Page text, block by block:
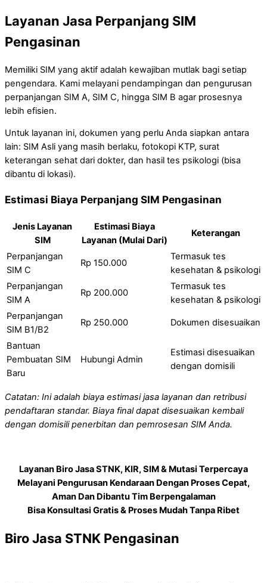
Layanan Jasa Perpanjang SIM
Pengasinan
Memiliki SIM yang aktif adalah kewajiban mutlak bagi setiap
pengendara. Kami melayani pendampingan dan pengurusan
perpanjangan SIM A, SIM C, hingga SIM B agar prosesnya
lebih efisien.
Untuk layanan ini, dokumen yang perlu Anda siapkan antara
lain: SIM Asli yang masih berlaku, fotokopi KTP, surat
keterangan sehat dari dokter, dan hasil tes psikologi (bisa
dibantu di lokasi).
Estimasi Biaya Perpanjang SIM Pengasinan
Jenis Layanan
SIM
Estimasi Biaya
Layanan (Mulai Dari)
Keterangan
Perpanjangan
SIM C
Rp 150.000
Termasuk tes
kesehatan & psikologi
Perpanjangan
SIM A
Rp 200.000
Termasuk tes
kesehatan & psikologi
Perpanjangan
SIM B1/B2
Rp 250.000 Dokumen disesuaikan
Bantuan
Pembuatan SIM
Baru
Hubungi Admin
Estimasi disesuaikan
dengan domisili
Catatan: Ini adalah biaya estimasi jasa layanan dan retribusi
pendaftaran standar. Biaya final dapat disesuaikan kembali
dengan domisili penerbitan dan pemrosesan SIM Anda.
Layanan Biro Jasa STNK, KIR, SIM & Mutasi Terpercaya
Melayani Pengurusan Kendaraan Dengan Proses Cepat,
Aman Dan Dibantu Tim Berpengalaman
Bisa Konsultasi Gratis & Proses Mudah Tanpa Ribet
Biro Jasa STNK Pengasinan